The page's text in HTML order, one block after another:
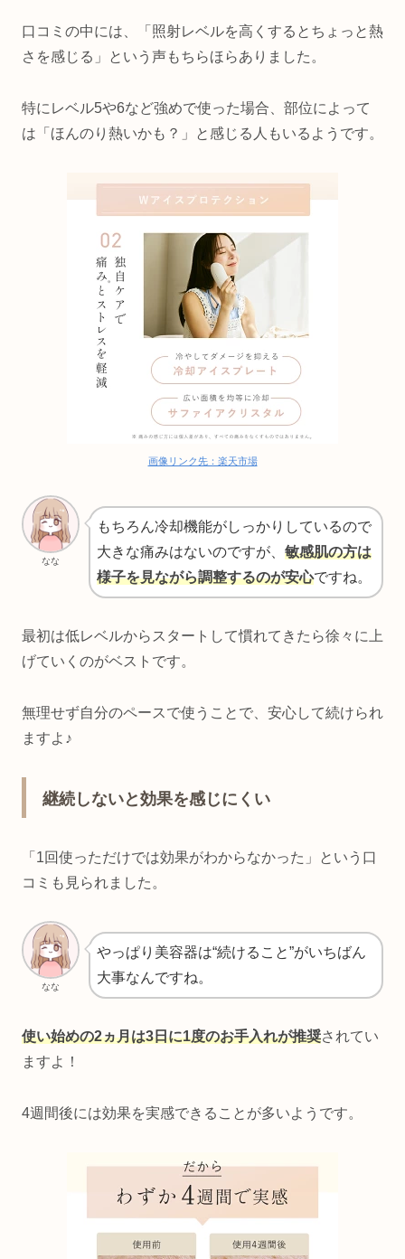
口コミの中には、「照射レベルを高くするとちょっと熱
さを感じる」という声もちらほらありました。
特にレベル5や6など強めで使った場合、部位によって
は「ほんのり熱いかも？」と感じる人もいるようです。
画像リンク先：楽天市場
なな
もちろん冷却機能がしっかりしているので
大きな痛みはないのですが、 敏感肌の方は
様子を見ながら調整するのが安心ですね。
最初は低レベルからスタートして慣れてきたら徐々に上
げていくのがベストです。
無理せず自分のペースで使うことで、安心して続けられ
ますよ♪
継続しないと効果を感じにくい
「1回使っただけでは効果がわからなかった」という口
コミも見られました。
なな
やっぱり美容器は“続けること”がいちばん
大事なんですね。
使い始めの2ヵ月は3日に1度のお手入れが推奨されてい
ますよ！
4週間後には効果を実感できることが多いようです。